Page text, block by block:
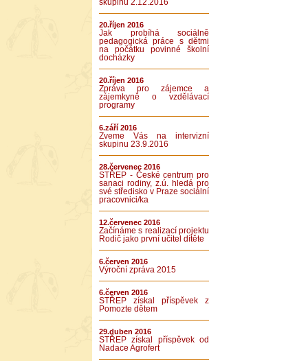
skupinu 2.12.2016
20.říjen 2016
Jak probíhá sociálně
pedagogická práce s dětmi
na počátku povinné školní
docházky
20.říjen 2016
Zpráva pro zájemce a
zájemkyně o vzdělávací
programy
6.září 2016
Zveme Vás na intervizní
skupinu 23.9.2016
28.červenec 2016
STŘEP - České centrum pro
sanaci rodiny, z.ú. hledá pro
své středisko v Praze sociální
pracovnici/ka
12.červenec 2016
Začínáme s realizací projektu
Rodič jako první učitel dítěte
6.červen 2016
Výroční zpráva 2015
6.červen 2016
STŘEP získal příspěvek z
Pomozte dětem
29.duben 2016
STŘEP získal příspěvek od
Nadace Agrofert